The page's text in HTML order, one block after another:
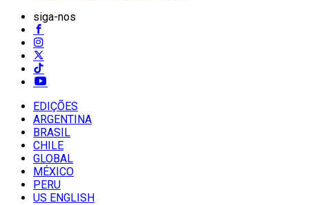
siga-nos
EDIÇÕES
ARGENTINA
BRASIL
CHILE
GLOBAL
MÉXICO
PERU
US ENGLISH